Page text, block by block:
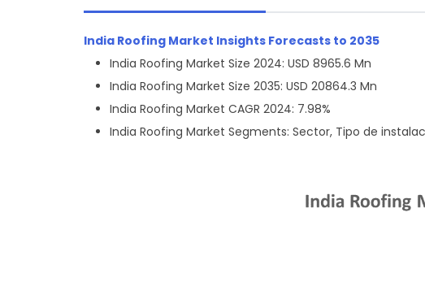
India Roofing Market Insights Forecasts to 2035
India Roofing Market Size 2024: USD 8965.6 Mn
India Roofing Market Size 2035: USD 20864.3 Mn
India Roofing Market CAGR 2024: 7.98%
India Roofing Market Segments: Sector, Tipo de